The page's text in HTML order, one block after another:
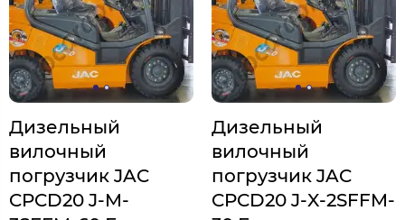
Дизельный
вилочный
погрузчик JAC
CPCD20 J-M-
Дизельный
вилочный
погрузчик JAC
CPCD20 J-X-2SFFM-